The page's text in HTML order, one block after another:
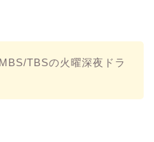
TBSの火曜深夜ドラ